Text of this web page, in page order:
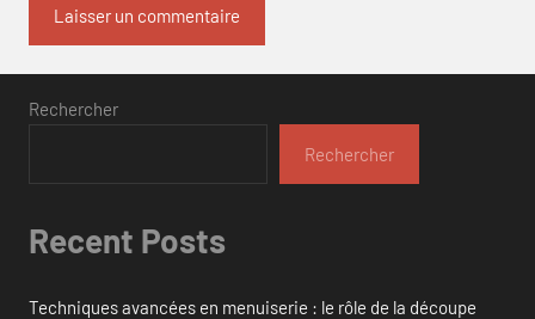
Rechercher
Rechercher
Recent Posts
Techniques avancées en menuiserie : le rôle de la découpe